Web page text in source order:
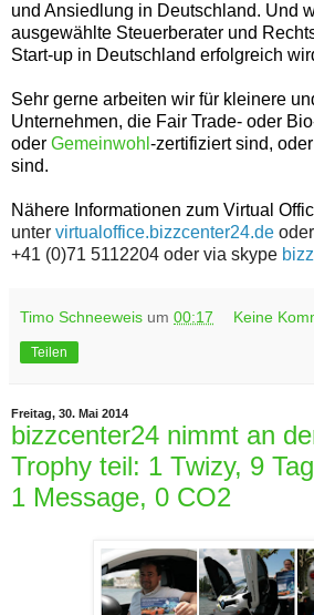
und Ansiedlung in Deutschland. Und
ausgewählte Steuerberater und
Start-up in Deutschland erfolgreich
Sehr gerne arbeiten wir für kleinere
Unternehmen, die Fair Trade- oder
oder Gemeinwohl -zertifiziert sind,
sind.
Nähere Informationen zum Virtual
unter virtualoffice.bizzcenter24.de
+41 (0)71 5112204 oder via skype
Timo Schneeweis um 00:17 Keine
Teilen
Freitag, 30. Mai 2014
bizzcenter24 nimmt an
Trophy teil: 1 Twizy, 9
1 Message, 0 CO2